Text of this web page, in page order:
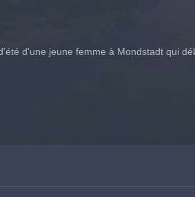
d'une jeune femme à Mondstadt qui